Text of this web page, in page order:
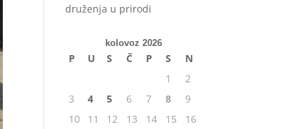
druženja u prirodi
kolovoz 2026
P U S Č P S
N
1
2
3
4 5 6 7 8
9
10
11 12 13 14 15
16